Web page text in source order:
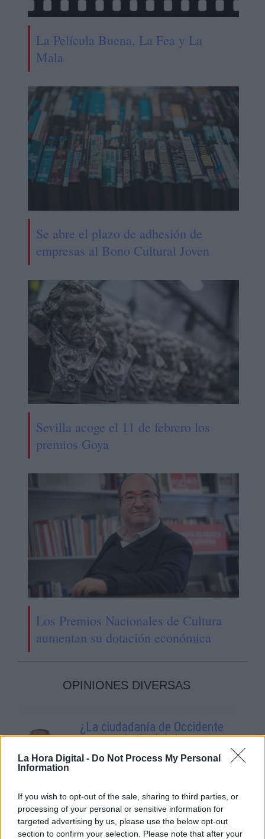
La Hora Digital - Do Not Process My Personal
Information
If you wish to opt-out of the sale, sharing to third parties, or
processing of your personal or sensitive information for
targeted advertising by us, please use the below opt-out
section to confirm your selection. Please note that after your
La Película Buena, La Fea y La
Mala
Se abre el plazo de adhesión de
empresas al Bono Cultural Joven
Sevilla acoge el 11 de febrero los
premios Goya
Los Premios Nacionales de Cultura
aumentan su dotación económica
OPINIONES DIVERSAS
¿La ciudadanía de Occidente
es consciente del riesgo de
Por
Álvaro Frutos Rosado y Gabinete
Suelta y confía
Por María Comesaña